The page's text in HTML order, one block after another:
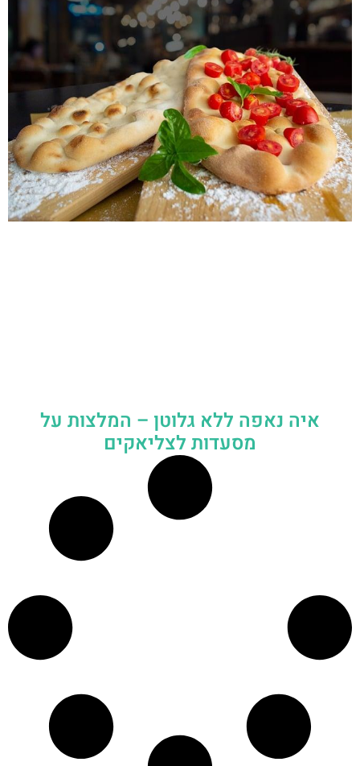
איה נאפה ללא גלוטן – המלצות על
מסעדות לצליאקים